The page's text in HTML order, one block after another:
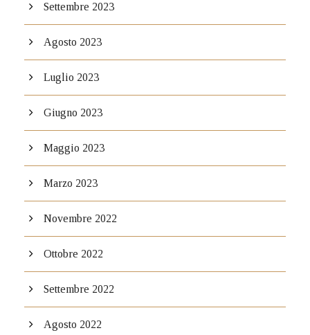
Settembre 2023
Agosto 2023
Luglio 2023
Giugno 2023
Maggio 2023
Marzo 2023
Novembre 2022
Ottobre 2022
Settembre 2022
Agosto 2022